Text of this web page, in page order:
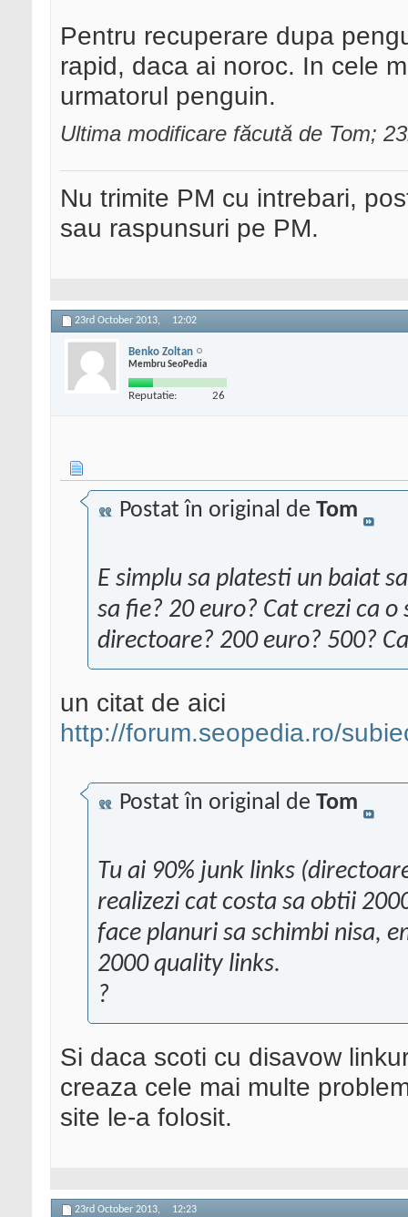
Pentru recuperare dupa
rapid, daca ai noroc. In cele
urmatorul penguin.
Ultima modificare făcută de Tom;
Nu trimite PM cu intrebari,
sau raspunsuri pe PM.
23rd October 2013, 12:02
Benko Zoltan
Membru SeoPedia
Reputatie: 26
Postat în original de Tom
E simplu sa platesti un baiat
sa fie? 20 euro? Cat crezi ca
directoare? 200 euro? 500?
un citat de aici
http://forum.seopedia.ro/
Postat în original de Tom
Tu ai 90% junk links
realizezi cat costa sa obtii
face planuri sa schimbi nisa,
2000 quality links.
?
Si daca scoti cu disavow
creaza cele mai multe
site le-a folosit.
23rd October 2013, 12:23